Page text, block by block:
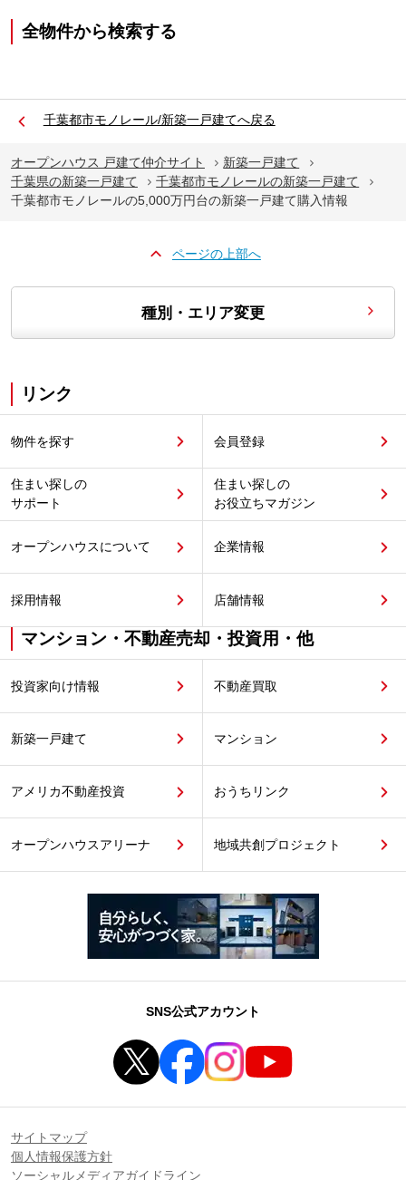
全物件から検索する
千葉都市モノレール/新築一戸建てへ戻る
オープンハウス 戸建て仲介サイト
新築一戸建て
千葉県の新築一戸建て
千葉都市モノレールの新築一戸建て
千葉都市モノレールの5,000万円台の新築一戸建て購入情報
ページの上部へ
種別・エリア変更
リンク
物件を探す 会員登録
住まい探しの
サポート
住まい探しの
お役立ちマガジン
オープンハウスについて 企業情報
採用情報 店舗情報
マンション・不動産売却・投資用・他
投資家向け情報 不動産買取
新築一戸建て マンション
アメリカ不動産投資 おうちリンク
オープンハウスアリーナ 地域共創プロジェクト
SNS公式アカウント
サイトマップ
個人情報保護方針
ソーシャルメディアガイドライン